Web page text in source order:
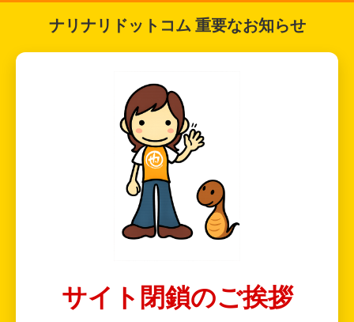
ナリナリドットコム 重要なお知らせ
サイト閉鎖のご挨拶